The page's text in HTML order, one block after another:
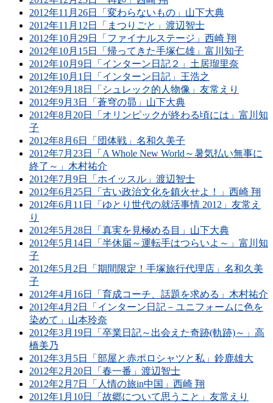
2012年11月26日「変わらないもの」山下大典
2012年11月12日「まつりごと」渡辺智士
2012年10月29日「ファイナルステージ」西崎 翔
2012年10月15日「帰ってきた手塚仁雄」富川知子
2012年10月9日「インターン日記２」土居瑠里奈
2012年10月1日「インターン日記」王浩之
2012年9月18日「シュレック的人物像」友常えり
2012年9月3日「蒼穹の昴」山下大典
2012年8月20日「オリンピックが終わる頃には」富川知
子
2012年8月6日「団体戦」名和久美子
2012年7月23日「A Whole New World～暑気払い無事に
終了～」木村祐介
2012年7月9日「ホイッスル」渡辺智士
2012年6月25日「古い政治文化を鎮火せよ！」西崎 翔
2012年6月11日「ゆとり世代の就活事情 2012」友常え
り
2012年5月28日「真実を見極める目」山下大典
2012年5月14日「半休届～運転手はつらいよ～」富川知
子
2012年5月2日「期間限定！手塚旅行代理店」名和久美
子
2012年4月16日「育成コーチ、話題を求める」木村祐介
2012年4月2日「インターン日記－ユニフォームに色を
染めて」山本玲奈
2012年3月19日「卒業日記～出会えた奇跡(軌跡)～」高
橋美乃
2012年3月5日「部屋と赤ポロシャツと私」鈴鹿雄大
2012年2月20日「春一番」渡辺智士
2012年2月7日「人情の旅in中国」西崎 翔
2012年1月10日「故郷について思うこと」友常えり